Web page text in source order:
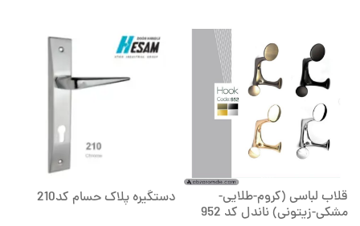
قلاب لباسی (کروم-طلایی-
مشکی-زیتونی) ناندل کد 952
دستگیره پلاک حسام کد210